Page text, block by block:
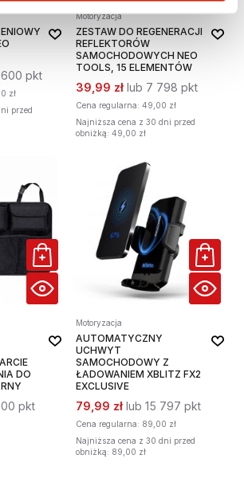
pkt
zł
przed
Motoryzacja
ZESTAW DO REGENERACJI
REFLEKTORÓW
SAMOCHODOWYCH NEO
TOOLS, 15 ELEMENTÓW
39,99 zł lub 7 798 pkt
Cena regularna: 49,00 zł
Najniższa cena z 30 dni przed
obniżką: 49,00 zł
DO
pkt
Motoryzacja
AUTOMATYCZNY
UCHWYT
SAMOCHODOWY Z
ŁADOWANIEM XBLITZ FX2
EXCLUSIVE
79,99 zł lub 15 797 pkt
Cena regularna: 89,00 zł
Najniższa cena z 30 dni przed
obniżką: 89,00 zł